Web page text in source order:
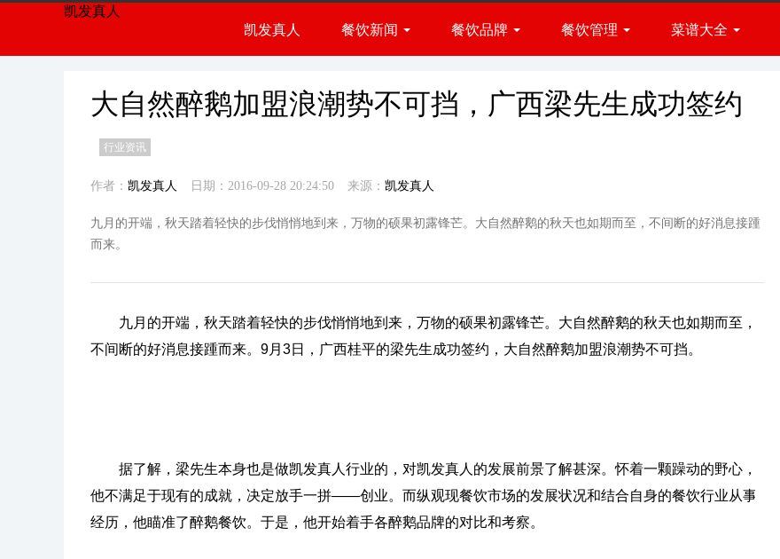
凯发真人
凯发真人
餐饮新闻
行业资讯
餐饮品牌
火锅品牌
快餐品牌
西餐品牌
饮品品牌
餐饮管理
品牌管理
菜谱大全
厨房百科
大自然醉鹅加盟浪潮势不可挡，广西梁先生成功签约
行业资讯
作者： 凯发真人 日期：2016-09-28 20:24:50 来源： 凯发真人
九月的开端，秋天踏着轻快的步伐悄悄地到来，万物的硕果初露锋芒。大自然醉鹅的秋天也如期而至，不间断的好消息接踵
而来。
九月的开端，秋天踏着轻快的步伐悄悄地到来，万物的硕果初露锋芒。大自然醉鹅的秋天也如期而至，
不间断的好消息接踵而来。9月3日，广西桂平的梁先生成功签约，大自然醉鹅加盟浪潮势不可挡。
据了解，梁先生本身也是做凯发真人 行业的，对凯发真人 的发展前景了解甚深。怀着一颗躁动的野心，
他不满足于现有的成就，决定放手一拼——创业。而纵观现餐饮市场的发展状况和结合自身的餐饮行业从事
经历，他瞄准了醉鹅餐饮。于是，他开始着手各醉鹅品牌的对比和考察。